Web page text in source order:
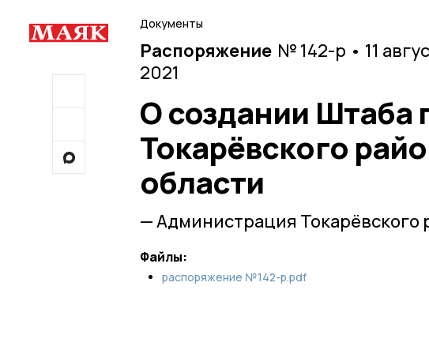
Документы
Распоряжение № 142-р • 11
2021
О создании Штаба
Токарёвского
области
— Администрация Токарёвского
Файлы:
распоряжение №142-р.pdf